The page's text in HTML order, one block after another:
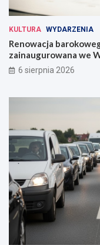
KULTURA WYDARZENIA
Renowacja
zainaugurowana we
6 sierpnia 2026